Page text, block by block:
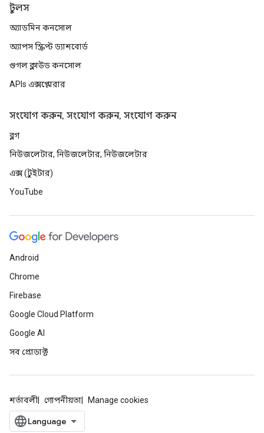
টুলস
অ্যাডমিন কনসোল
অ্যাপস স্ক্রিপ্ট ড্যাশবোর্ড
গুগল ক্লাউড কনসোল
APIs এক্সপ্লোরার
সংযোগ করুন, সংযোগ করুন, সংযোগ করুন
ব্লগ
নিউজলেটার, নিউজলেটার, নিউজলেটার
এক্স (টুইটার)
YouTube
Android
Chrome
Firebase
Google Cloud Platform
Google AI
সব প্রোডাক্ট
শর্তাবলী গোপনীয়তা Manage cookies